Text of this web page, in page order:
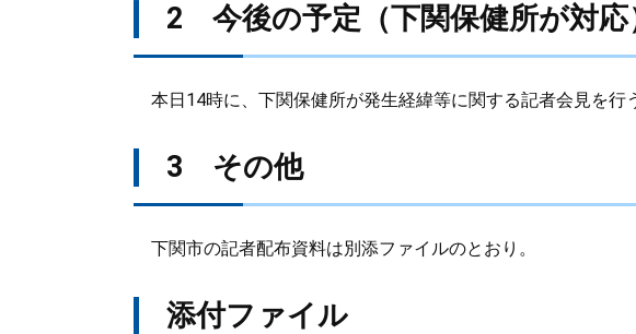
2 今後の予定（下関保健所が対応
本日14時に、下関保健所が発生経緯等に関する記者会見を行
3 その他
下関市の記者配布資料は別添ファイルのとおり。
添付ファイル